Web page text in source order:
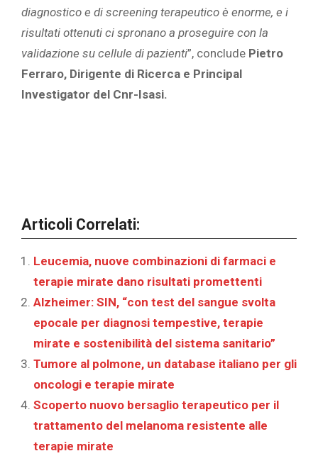
diagnostico e di screening terapeutico è enorme, e i
risultati ottenuti ci spronano a proseguire con la
validazione su cellule di pazienti”, conclude Pietro
Ferraro, Dirigente di Ricerca e Principal
Investigator del Cnr-Isasi.
Articoli Correlati:
Leucemia, nuove combinazioni di farmaci e
terapie mirate dano risultati promettenti
Alzheimer: SIN, “con test del sangue svolta
epocale per diagnosi tempestive, terapie
mirate e sostenibilità del sistema sanitario”
Tumore al polmone, un database italiano per gli
oncologi e terapie mirate
Scoperto nuovo bersaglio terapeutico per il
trattamento del melanoma resistente alle
terapie mirate